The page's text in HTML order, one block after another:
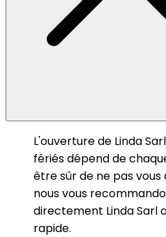
L'ouverture de Linda
fériés dépend de
être sûr de ne pas
nous vous
directement Linda Sarl
rapide.